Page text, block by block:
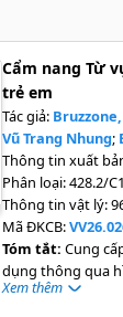
Cẩm nang Từ
trẻ em
Tác giả:
Vũ Trang Nhung;
Thông tin xuất
Phân loại:428.2/
Thông tin vật lý:
Mã ĐKCB:
Tóm tắt: Cung
dụng thông qua
đề trong cuộc sống
Xem thêm